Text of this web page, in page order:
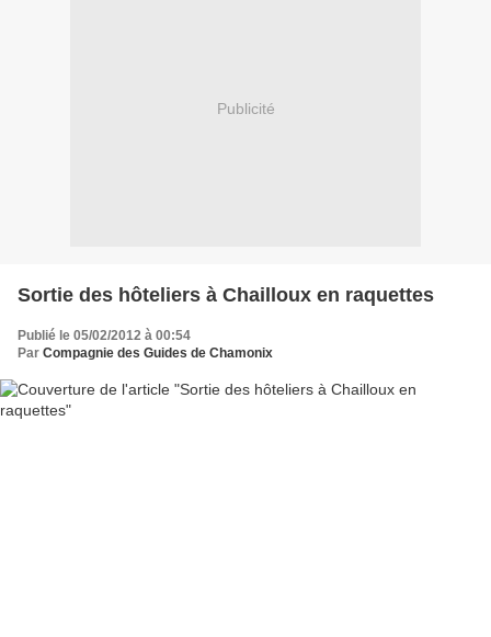
Publicité
Sortie des hôteliers à Chailloux en raquettes
Publié le 05/02/2012 à 00:54
Par Compagnie des Guides de Chamonix